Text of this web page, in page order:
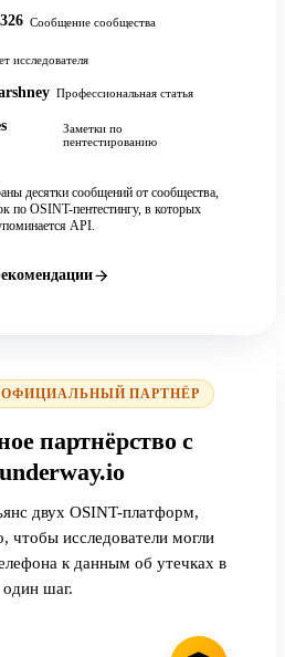
Сообщение сообщества
исследователя
Профессиональная статья
Заметки по
пентестированию
десятки сообщений от сообщества,
по OSINT-пентестингу, в которых
API.
ПАРТНЁР
партнёрство с
двух OSINT-платформ,
чтобы исследователи могли
к данным об утечках в
один шаг.